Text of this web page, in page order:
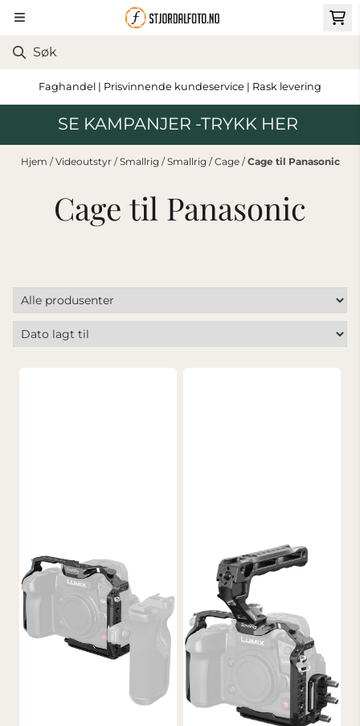
Hopp til innhold
Faghandel | Prisvinnende kundeservice | Rask levering
SE KAMPANJER -TRYKK HER
Hjem /Videoutstyr /Smallrig /Smallrig /Cage /Cage til Panasonic
Cage til Panasonic